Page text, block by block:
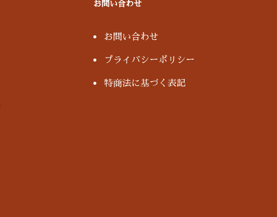
お問い合わせ
お問い合わせ
プライバシーポリシー
特商法に基づく表記